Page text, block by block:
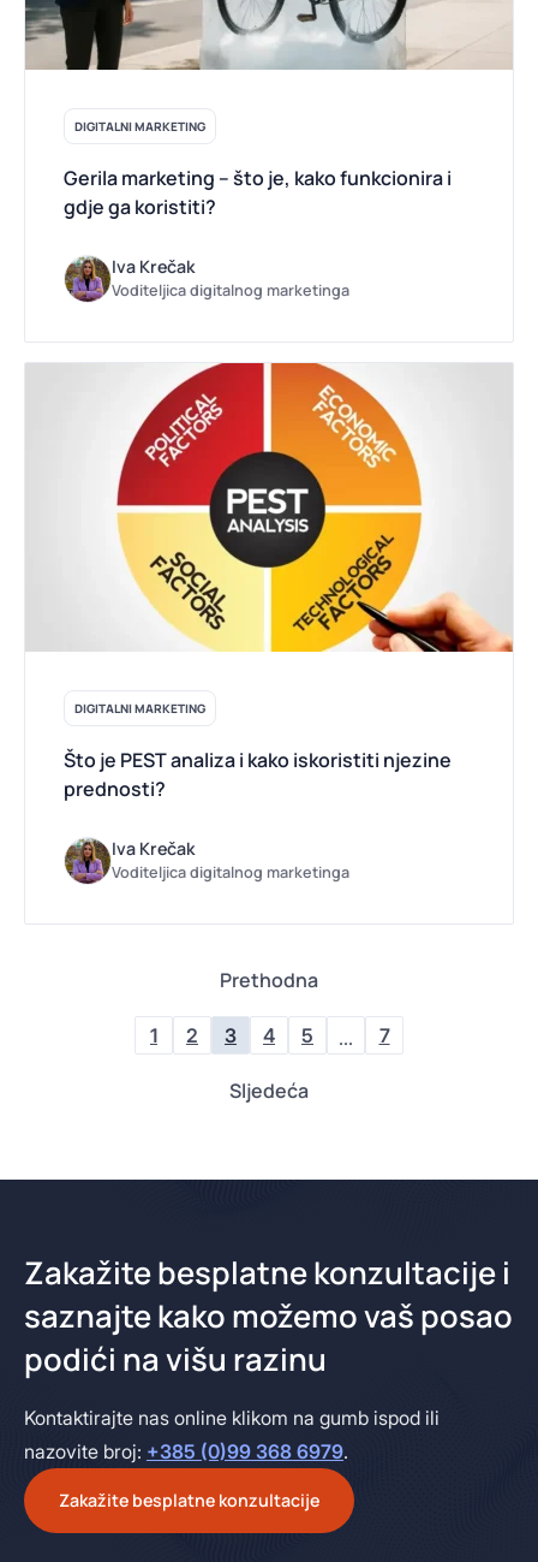
DIGITALNI MARKETING
Gerila marketing – što je, kako funkcionira i
gdje ga koristiti?
Iva Krečak
Voditeljica digitalnog marketinga
DIGITALNI MARKETING
Što je PEST analiza i kako iskoristiti njezine
prednosti?
Iva Krečak
Voditeljica digitalnog marketinga
Prethodna
1 2 3 4 5 … 7
Sljedeća
Zakažite besplatne konzultacije i
saznajte kako možemo vaš posao
podići na višu razinu
Kontaktirajte nas online klikom na gumb ispod ili
nazovite broj: +385 (0)99 368 6979.
Zakažite besplatne konzultacije